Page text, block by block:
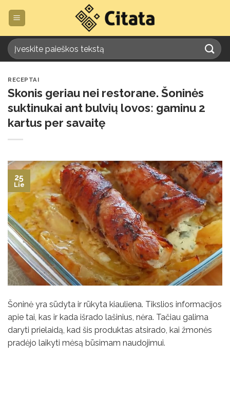
RECEPTAI
Skonis geriau nei restorane. Šoninės
suktinukai ant bulvių lovos: gaminu 2
kartus per savaitę
25
Lie
Šoninė yra sūdyta ir rūkyta kiauliena. Tikslios informacijos
apie tai, kas ir kada išrado lašinius, nėra. Tačiau galima
daryti prielaidą, kad šis produktas atsirado, kai žmonės
pradėjo laikyti mėsą būsimam naudojimui.